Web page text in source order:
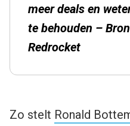
meer deals en
te behouden –
Redrocket
Zo stelt Ronald